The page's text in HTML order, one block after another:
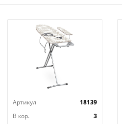
Артикул
18139
В кор.
3